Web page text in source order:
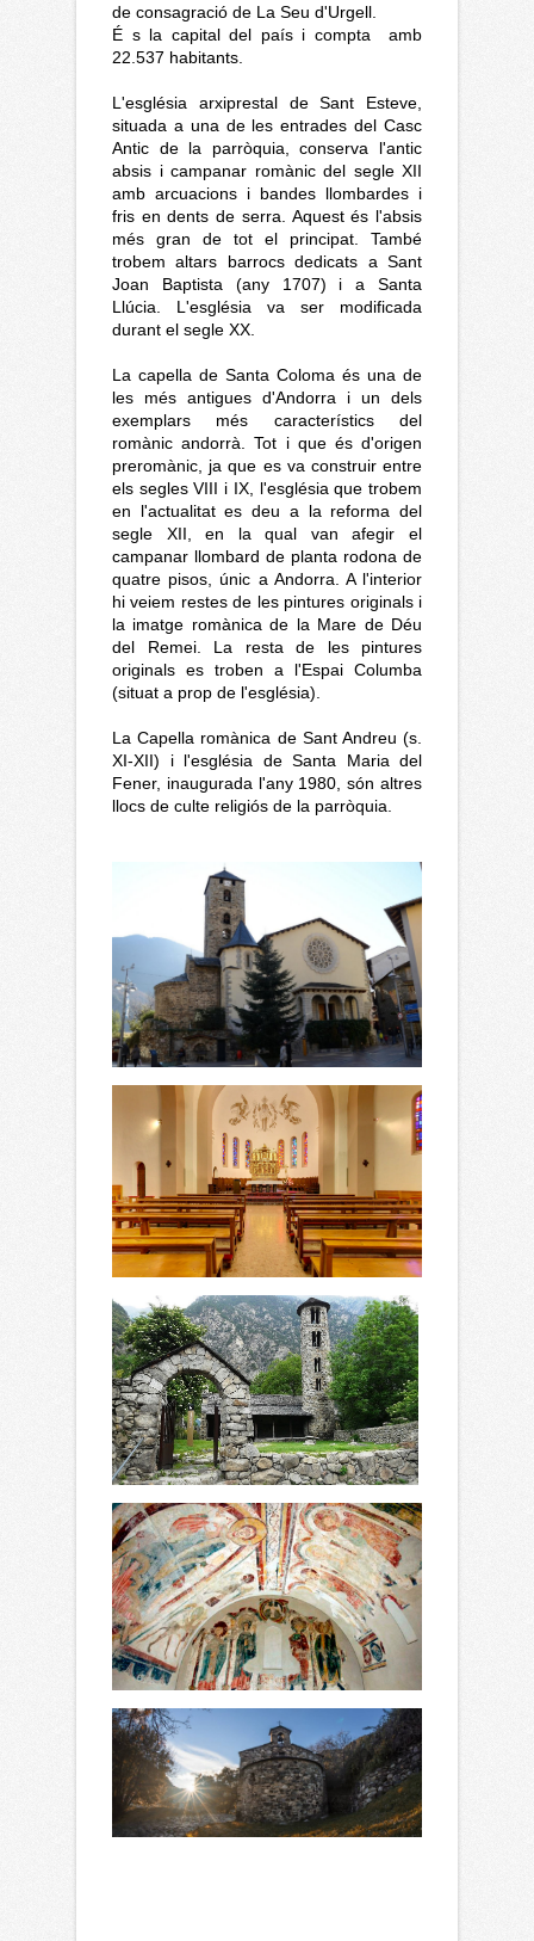
de consagració de La Seu d'Urgell.
É s la capital del país i compta
amb
22.537 habitants.
L'església arxiprestal de Sant Esteve,
situada a una de les entrades del Casc
Antic de la parròquia, conserva l'antic
absis i campanar romànic del segle XII
amb arcuacions i bandes llombardes i
fris en dents de serra. Aquest és l'absis
més gran de tot el principat. També
trobem altars barrocs dedicats a Sant
Joan Baptista (any 1707) i a Santa
Llúcia. L'església va ser modificada
durant el segle XX.
La capella de Santa Coloma és una de
les més antigues d'Andorra i un dels
exemplars més característics del
romànic andorrà. Tot i que és d'origen
preromànic, ja que es va construir entre
els segles VIII i IX, l'església que trobem
en l'actualitat es deu a la reforma del
segle XII, en la qual van afegir el
campanar llombard de planta rodona de
quatre pisos, únic a Andorra. A l'interior
hi veiem restes de les pintures originals i
la imatge romànica de la Mare de Déu
del Remei. La resta de les pintures
originals es troben a l'Espai Columba
(situat a prop de l'església).
La Capella romànica de Sant Andreu (s.
XI-XII) i l'església de Santa Maria del
Fener, inaugurada l'any 1980, són altres
llocs de culte religiós de la parròquia.